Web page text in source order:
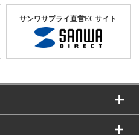
サンワサプライ直営ECサイト